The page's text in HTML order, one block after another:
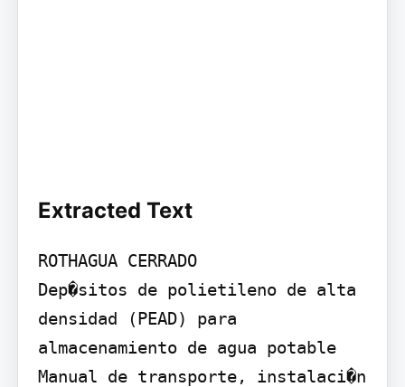
Extracted Text
ROTHAGUA CERRADO
Dep�sitos de polietileno de alta
densidad (PEAD) para
almacenamiento de agua potable
Manual de transporte, instalaci�n